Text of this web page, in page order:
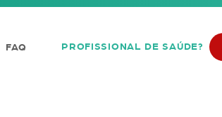
FAQ PROFISSIONAL DE SAÚDE?